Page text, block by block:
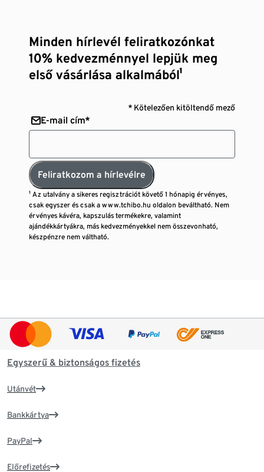
Minden hírlevél feliratkozónkat
10% kedvezménnyel lepjük meg
első vásárlása alkalmából¹
* Kötelezően kitöltendő mező
E-mail cím*
Feliratkozom a hírlevélre
¹ Az utalvány a sikeres regisztrációt követő 1 hónapig érvényes,
csak egyszer és csak a www.tchibo.hu oldalon beváltható. Nem
érvényes kávéra, kapszulás termékekre, valamint
ajándékkártyákra, más kedvezményekkel nem összevonható,
készpénzre nem váltható.
Egyszerű & biztonságos fizetés
Utánvét
Bankkártya
PayPal
Előrefizetés